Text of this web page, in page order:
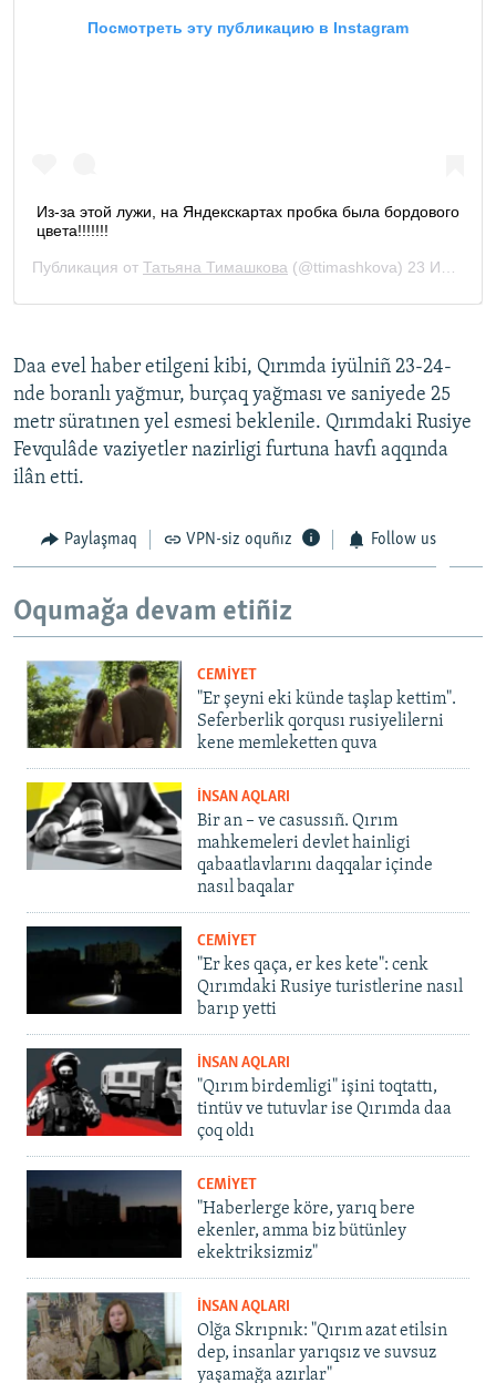
Daa evel haber etilgeni kibi, Qırımda iyülniñ 23-24-
nde boranlı yağmur, burçaq yağması ve saniyede 25
metr süratınen yel esmesi beklenile. Qırımdaki Rusiye
Fevqulâde vaziyetler nazirligi furtuna havfı aqqında
ilân etti.
Paylaşmaq VPN-siz oquñız Follow us
Oqumağa devam etiñiz
CEMİYET
"Er şeyni eki künde taşlap kettim".
Seferberlik qorqusı rusiyelilerni
kene memleketten quva
İNSAN AQLARI
Bir an – ve casussıñ. Qırım
mahkemeleri devlet hainligi
qabaatlavlarını daqqalar içinde
nasıl baqalar
CEMİYET
"Er kes qaça, er kes kete": cenk
Qırımdaki Rusiye turistlerine nasıl
barıp yetti
İNSAN AQLARI
"Qırım birdemligi" işini toqtattı,
tintüv ve tutuvlar ise Qırımda daa
çoq oldı
CEMİYET
"Haberlerge köre, yarıq bere
ekenler, amma biz bütünley
ekektriksizmiz"
İNSAN AQLARI
Olğa Skrıpnık: "Qırım azat etilsin
dep, insanlar yarıqsız ve suvsuz
yaşamağa azırlar"